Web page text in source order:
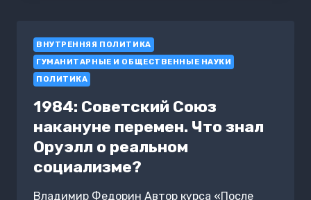
ВНУТРЕННЯЯ ПОЛИТИКА
ГУМАНИТАРНЫЕ И ОБЩЕСТВЕННЫЕ НАУКИ
ПОЛИТИКА
1984: Советский Союз
накануне перемен. Что знал
Оруэлл о реальном
социализме?
Владимир Федорин Автор курса «После